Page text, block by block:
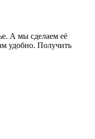
А мы сделаем её
удобно. Получить